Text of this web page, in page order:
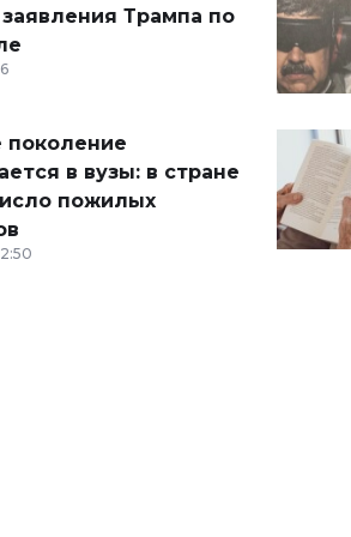
Трампа по
в вузы: в стране
пожилых